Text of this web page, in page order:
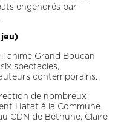
engendrés par
jeu)
anime Grand Boucan
spectacles,
contemporains.
de nombreux
Hatat à la Commune
CDN de Béthune, Claire